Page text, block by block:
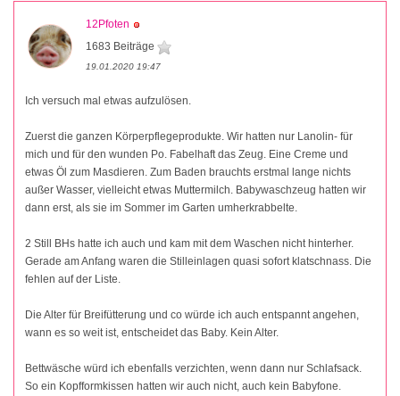
12Pfoten
1683 Beiträge
19.01.2020 19:47
Ich versuch mal etwas aufzulösen.
Zuerst die ganzen Körperpflegeprodukte. Wir hatten nur Lanolin- für
mich und für den wunden Po. Fabelhaft das Zeug. Eine Creme und
etwas Öl zum Masdieren. Zum Baden brauchts erstmal lange nichts
außer Wasser, vielleicht etwas Muttermilch. Babywaschzeug hatten wir
dann erst, als sie im Sommer im Garten umherkrabbelte.
2 Still BHs hatte ich auch und kam mit dem Waschen nicht hinterher.
Gerade am Anfang waren die Stilleinlagen quasi sofort klatschnass. Die
fehlen auf der Liste.
Die Alter für Breifütterung und co würde ich auch entspannt angehen,
wann es so weit ist, entscheidet das Baby. Kein Alter.
Bettwäsche würd ich ebenfalls verzichten, wenn dann nur Schlafsack.
So ein Kopfformkissen hatten wir auch nicht, auch kein Babyfone.